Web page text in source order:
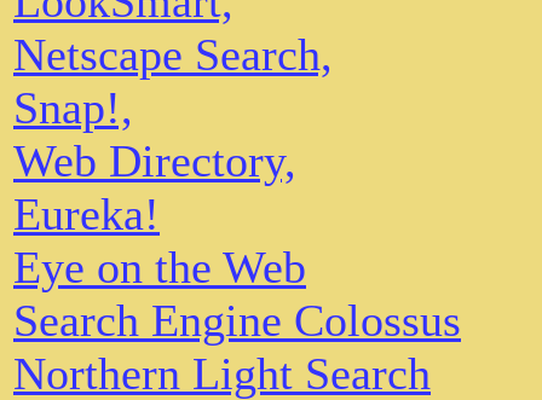
Netscape Search,
Snap!,
Web Directory,
Eureka!
Eye on the Web
Search Engine Colossus
Northern Light Search